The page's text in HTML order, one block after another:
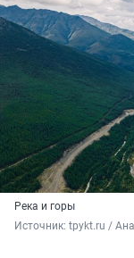
Река и горы
Источник: tpykt.ru /